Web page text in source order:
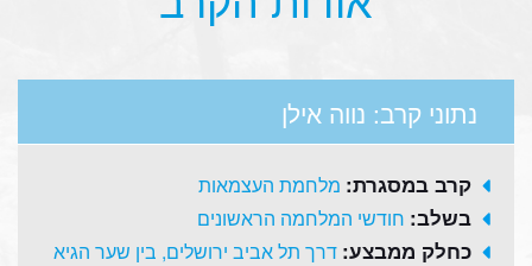
נתוני קרב: נווה אילן
קרב במסגרת: מלחמת העצמאות
בשלב: חודשי המלחמה הראשונים
כחלק ממבצע: דרך תל אביב ירושלים, בין שער הגיא